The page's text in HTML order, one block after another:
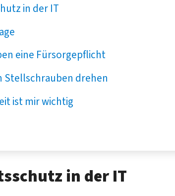
in der IT
eine Fürsorge­pflicht
Stell­schrauben drehen
ist mir wichtig
in der IT